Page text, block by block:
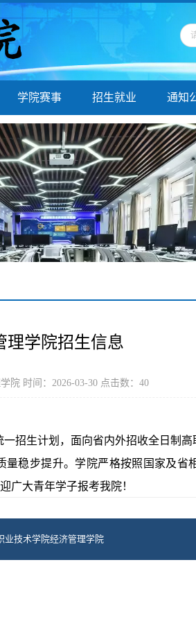
学院赛事 招生就业 通知
理学院招生信息
院 时间：2026-03-30 点击数： 40
招生计划，面向省内外招收全日制
稳步提升。学院严格按照国家及省
广大青年学子报考我院！
业技术学院经济管理学院